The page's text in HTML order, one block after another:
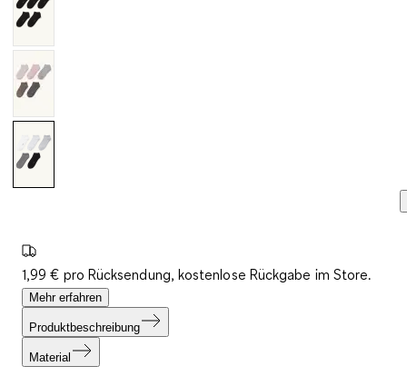
1,99 € pro Rücksendung, kostenlose Rückgabe im Store.
Mehr erfahren
Produktbeschreibung
Material